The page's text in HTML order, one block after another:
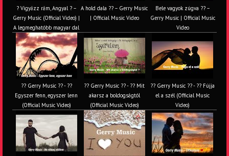
? Vigyázz rám, Angyal ? –
Gerry Music (Official Video) |
A legmeghatóbb magyar dal
A hold dala ?? – Gerry Music
| Official Music Video
Bele vagyok zúgva ?? –
Gerry Music | Official Music
Video
?? Gerry Music ?? - ??
Egyszer fenn, egyszer lenn
(Official Music Video)
?? Gerry Music ?? - ?? Mit
akarsz a boldogságtól
(Official Music Video)
?? Gerry Music ?? - ?? Fújja
el a szél (Official Music
Video)